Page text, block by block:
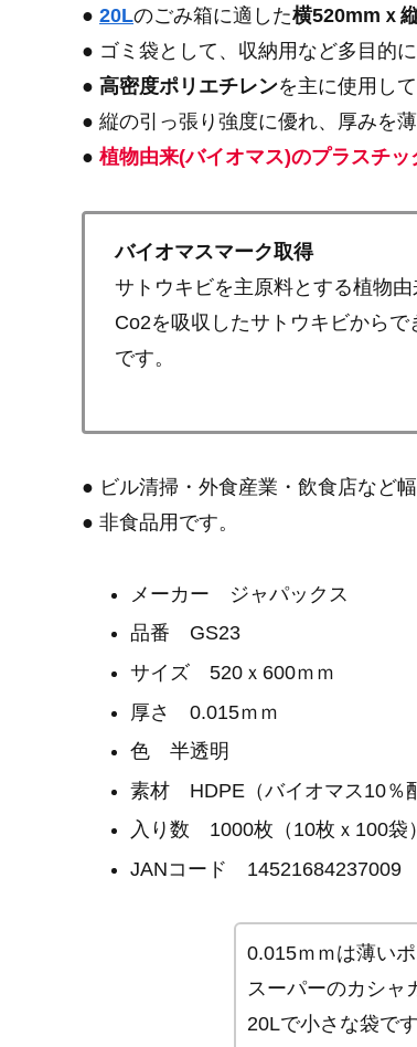
● 20Lのごみ箱に適した横520mmｘ
● ゴミ袋として、収納用など多目的に
● 高密度ポリエチレンを主に使用し
● 縦の引っ張り強度に優れ、厚みを
● 植物由来(バイオマス)のプラスチ
バイオマスマーク取得
サトウキビを主原料とする植物
Co2を吸収したサトウキビから
です。
● ビル清掃・外食産業・飲食店など
● 非食品用です。
メーカー ジャパックス
品番 GS23
サイズ 520ｘ600ｍｍ
厚さ 0.015ｍｍ
色 半透明
素材 HDPE（バイオマス10％
入り数 1000枚（10枚ｘ100袋）
JANコード 14521684237009
0.015ｍｍは薄いポ
スーパーのカシャ
20Lで小さな袋で